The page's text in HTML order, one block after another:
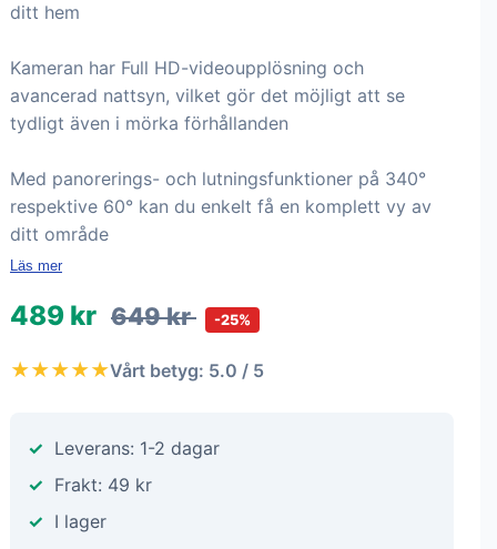
ditt hem
Kameran har Full HD-videoupplösning och
avancerad nattsyn, vilket gör det möjligt att se
tydligt även i mörka förhållanden
Med panorerings- och lutningsfunktioner på 340°
respektive 60° kan du enkelt få en komplett vy av
ditt område
Läs mer
489 kr 649 kr -25%
★★★★★Vårt betyg: 5.0 / 5
Leverans: 1-2 dagar
Frakt: 49 kr
I lager